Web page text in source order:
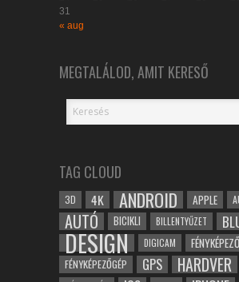
31
« aug
MEGTALÁLOD, AMIT KERESŐ
TAG CLOUD
3D 4K ANDROID APPLE
AUTÓ BICIKLI BILLENTYŰZET
DESIGN DIGICAM FÉNYKÉPEZŐ
FÉNYKÉPEZŐGÉP GPS HARDVER